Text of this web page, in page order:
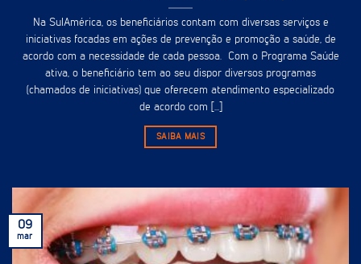
Na SulAmérica, os beneficiários contam com diversas serviços e
iniciativas focadas em ações de prevenção e promoção a saúde, de
acordo com a necessidade de cada pessoa. Com o Programa Saúde
ativa, o beneficiário tem ao seu dispor diversos programas
(chamados de iniciativas) que oferecem atendimento especializado
de acordo com [...]
SAIBA MAIS
09
mar